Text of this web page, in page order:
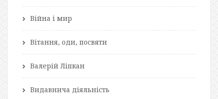
Війна і мир
Вітання, оди, посвяти
Валерій Ліпкан
Видавнича діяльність